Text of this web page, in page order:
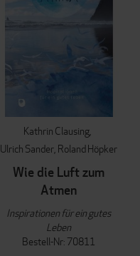
Kathrin Clausing
Ulrich Sander Roland Höpker
Wie die Luft zum
Atmen
Inspirationen für ein gutes
Leben
Bestell-Nr: 70811